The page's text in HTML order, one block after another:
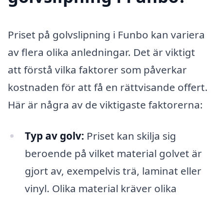
Priset på golvslipning i Funbo kan variera
av flera olika anledningar. Det är viktigt
att förstå vilka faktorer som påverkar
kostnaden för att få en rättvisande offert.
Här är några av de viktigaste faktorerna:
Typ av golv: Priset kan skilja sig
beroende på vilket material golvet är
gjort av, exempelvis trä, laminat eller
vinyl. Olika material kräver olika